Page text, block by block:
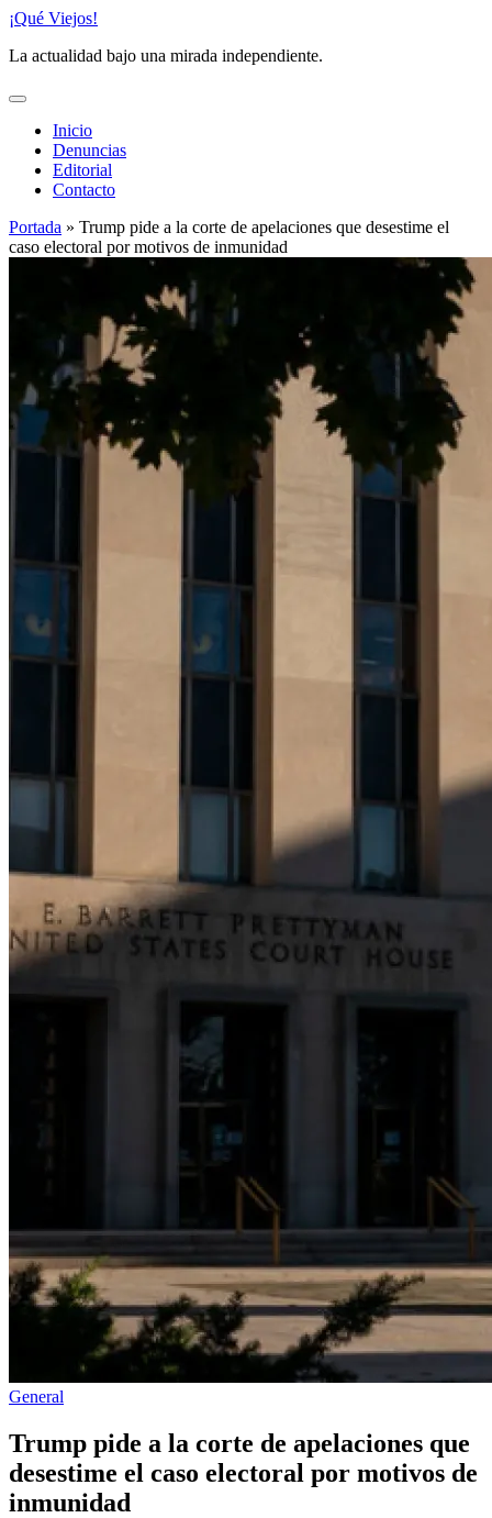
Saltar
contenido
¡Qué Viejos!
La actualidad bajo una mirada independiente.
Inicio
Denuncias
Editorial
Contacto
Portada » Trump pide a la corte de apelaciones que desestime el
caso electoral por motivos de inmunidad
Publicado
General
Trump pide a la corte de apelaciones que
desestime el caso electoral por motivos de
inmunidad